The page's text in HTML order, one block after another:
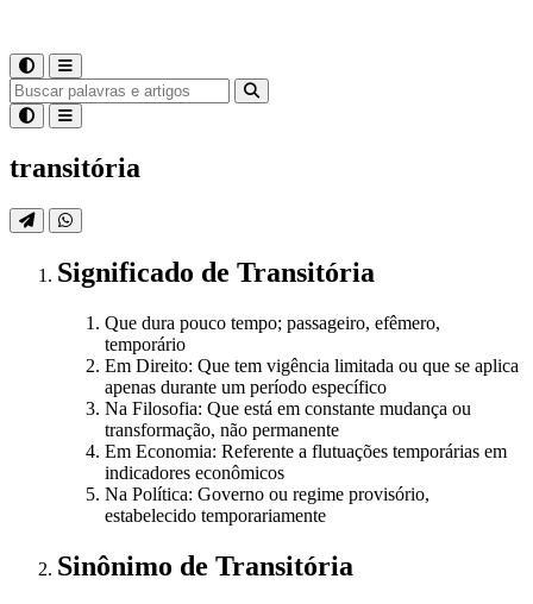
transitória
Significado de Transitória
Que dura pouco tempo; passageiro, efêmero,
temporário
Em Direito: Que tem vigência limitada ou que se aplica
apenas durante um período específico
Na Filosofia: Que está em constante mudança ou
transformação, não permanente
Em Economia: Referente a flutuações temporárias em
indicadores econômicos
Na Política: Governo ou regime provisório,
estabelecido temporariamente
Sinônimo de Transitória